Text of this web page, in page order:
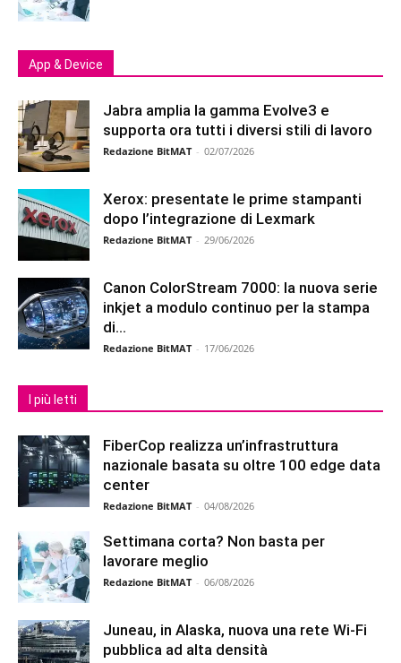
App & Device
Jabra amplia la gamma Evolve3 e
supporta ora tutti i diversi stili di lavoro
Redazione BitMAT - 02/07/2026
Xerox: presentate le prime stampanti
dopo l’integrazione di Lexmark
Redazione BitMAT - 29/06/2026
Canon ColorStream 7000: la nuova serie
inkjet a modulo continuo per la stampa
di...
Redazione BitMAT - 17/06/2026
I più letti
FiberCop realizza un’infrastruttura
nazionale basata su oltre 100 edge data
center
Redazione BitMAT - 04/08/2026
Settimana corta? Non basta per
lavorare meglio
Redazione BitMAT - 06/08/2026
Juneau, in Alaska, nuova una rete Wi-Fi
pubblica ad alta densità